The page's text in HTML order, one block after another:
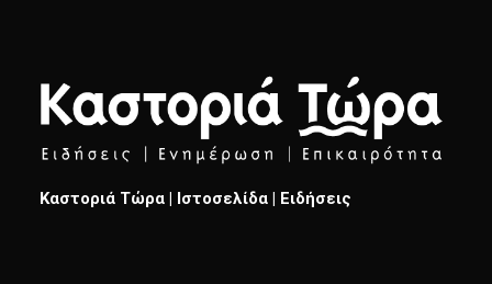
Καστοριά Τώρα | Ιστοσελίδα | Ειδήσεις